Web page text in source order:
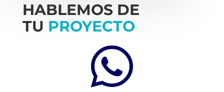
HABLEMOS DE
TU PROYECTO
